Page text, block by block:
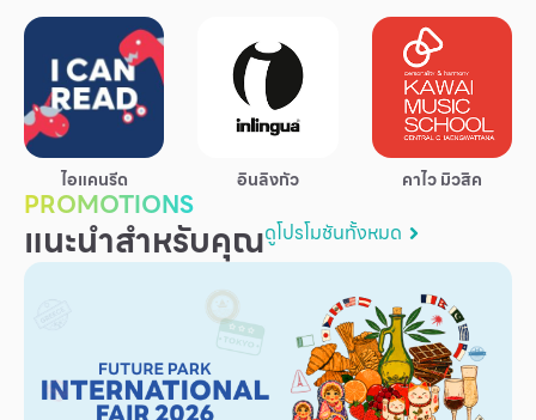
ข้อเสนอพิเศษ
สำหรับนักท่องเที่ยว
มีอะไรใหม่
แผนผังร้านค้า
บริการ
เพื่อสังคม
ฟิวเจอร์ซิตี้
ผู้เช่าพื้นที่
ไอแคนรีด อินลิงกัว คาไว มิวสิค
PROMOTIONS
แนะนำสำหรับคุณดูโปรโมชันทั้งหมด